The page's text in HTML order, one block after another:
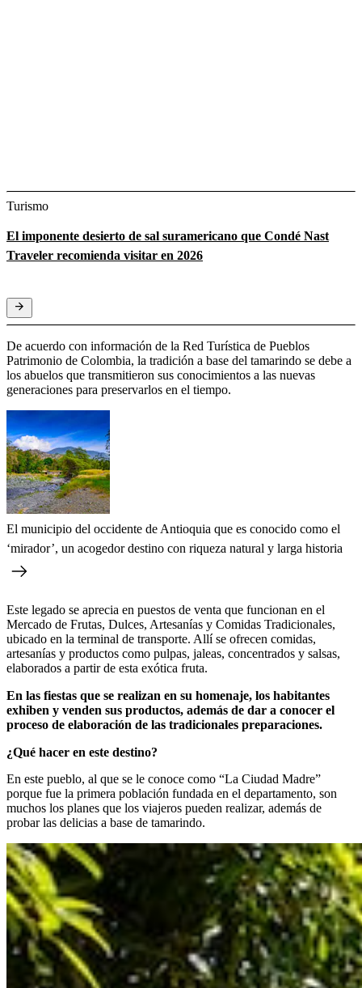
Turismo
El imponente desierto de sal suramericano que Condé Nast
Traveler recomienda visitar en 2026
De acuerdo con información de la Red Turística de Pueblos
Patrimonio de Colombia, la tradición a base del tamarindo se debe a
los abuelos que transmitieron sus conocimientos a las nuevas
generaciones para preservarlos en el tiempo.
El municipio del occidente de Antioquia que es conocido como el
‘mirador’, un acogedor destino con riqueza natural y larga historia
Este legado se aprecia en puestos de venta que funcionan en el
Mercado de Frutas, Dulces, Artesanías y Comidas Tradicionales,
ubicado en la terminal de transporte. Allí se ofrecen comidas,
artesanías y productos como pulpas, jaleas, concentrados y salsas,
elaborados a partir de esta exótica fruta.
En las fiestas que se realizan en su homenaje, los habitantes
exhiben y venden sus productos, además de dar a conocer el
proceso de elaboración de las tradicionales preparaciones.
¿Qué hacer en este destino?
En este pueblo, al que se le conoce como “La Ciudad Madre”
porque fue la primera población fundada en el departamento, son
muchos los planes que los viajeros pueden realizar, además de
probar las delicias a base de tamarindo.